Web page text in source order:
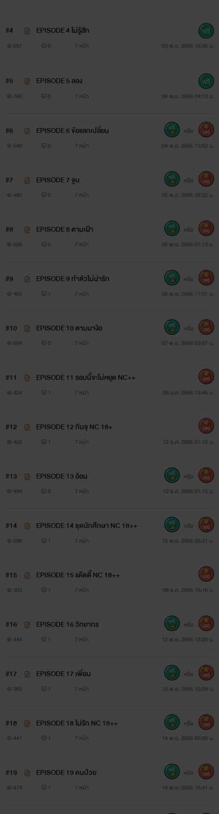
***ห้ามนำรูปภาพไปใช้ หากพบเจอจะดำเนินตามกฎหมาย
#4 EPISODE 4 ไม่รู้สึก
587 0 7 หน้า 03 พ.ย. 2565 15:35 น.
#5 EPISODE 5 ลอง
766 0 7 หน้า 04 พ.ย. 2565 04:12 น.
#6 EPISODE 6 ข้อแลกเปลี่ยน
548 0 7 หน้า 04 พ.ย. 2565 13:52 น.
หรือ 300
#7 EPISODE 7 จูบ
480 0 7 หน้า 05 พ.ย. 2565 08:32 น.
หรือ 300
#8 EPISODE 8 ตามเฝ้า
505 0 7 หน้า 06 พ.ย. 2565 01:13 น.
หรือ 300
#9 EPISODE 9 ทำตัวไม่น่ารัก
463 1 7 หน้า 06 พ.ย. 2565 11:01 น.
หรือ 300
#10 EPISODE 10 ตามมาง้อ
594 0 7 หน้า 07 พ.ย. 2565 03:57 น.
หรือ 300
#11 EPISODE 11 รอบนี้จะไม่หยุด NC++
424 1 7 หน้า 06 ม.ค. 2566 13:45 น.
400
#12 EPISODE 12 กินจุ NC 18+
403 1 7 หน้า 12 ธ.ค. 2565 01:12 น.
300
#13 EPISODE 13 อ้อน
494 0 7 หน้า 12 ธ.ค. 2565 01:13 น.
หรือ 300
#14 EPISODE 14 ชุดนักศึกษา NC 18++
598 1 7 หน้า 10 พ.ย. 2565 05:21 น.
หรือ 300
#15 EPISODE 15 แด๊ดดี๊ NC 18++
303 1 7 หน้า 08 ธ.ค. 2565 15:16 น.
300
#16 EPISODE 16 วิทยากร
444 1 7 หน้า 12 พ.ย. 2565 12:23 น.
หรือ 300
#17 EPISODE 17 เพื่อน
383 1 7 หน้า 13 พ.ย. 2565 10:29 น.
หรือ 300
#18 EPISODE 18 ไม่รัก NC 18++
441 1 7 หน้า 14 พ.ย. 2565 05:38 น.
หรือ 300
#19 EPISODE 19 คนป่วย
474 1 7 หน้า 14 พ.ย. 2565 15:41 น.
หรือ 300